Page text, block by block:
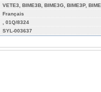
VETE3, BIME3B, BIME3G, BIME3P,
Français
, 01Q/8324
SYL-003637